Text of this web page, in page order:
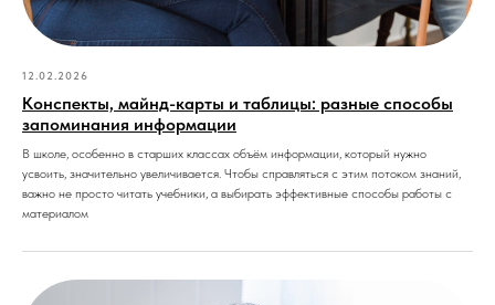
12.02.2026
Конспекты, майнд-карты и таблицы: разные способы
запоминания информации
В школе, особенно в старших классах объём информации, который нужно
усвоить, значительно увеличивается. Чтобы справляться с этим потоком знаний,
важно не просто читать учебники, а выбирать эффективные способы работы с
материалом